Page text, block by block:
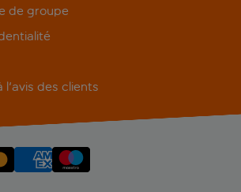
de groupe
l'avis des clients